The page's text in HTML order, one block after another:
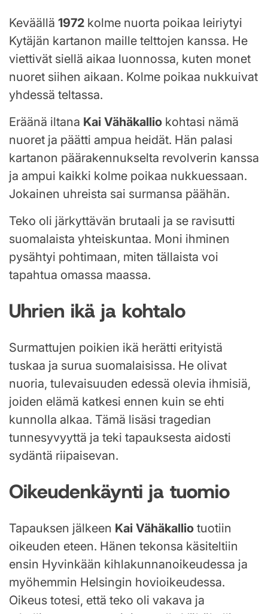
Keväällä 1972 kolme nuorta poikaa leiriytyi
Kytäjän kartanon maille telttojen kanssa. He
viettivät siellä aikaa luonnossa, kuten monet
nuoret siihen aikaan. Kolme poikaa nukkuivat
yhdessä teltassa.
Eräänä iltana Kai Vähäkallio kohtasi nämä
nuoret ja päätti ampua heidät. Hän palasi
kartanon päärakennukselta revolverin kanssa
ja ampui kaikki kolme poikaa nukkuessaan.
Jokainen uhreista sai surmansa päähän.
Teko oli järkyttävän brutaali ja se ravisutti
suomalaista yhteiskuntaa. Moni ihminen
pysähtyi pohtimaan, miten tällaista voi
tapahtua omassa maassa.
Uhrien ikä ja kohtalo
Surmattujen poikien ikä herätti erityistä
tuskaa ja surua suomalaisissa. He olivat
nuoria, tulevaisuuden edessä olevia ihmisiä,
joiden elämä katkesi ennen kuin se ehti
kunnolla alkaa. Tämä lisäsi tragedian
tunnesyvyyttä ja teki tapauksesta aidosti
sydäntä riipaisevan.
Oikeudenkäynti ja tuomio
Tapauksen jälkeen Kai Vähäkallio tuotiin
oikeuden eteen. Hänen tekonsa käsiteltiin
ensin Hyvinkään kihlakunnanoikeudessa ja
myöhemmin Helsingin hovioikeudessa.
Oikeus totesi, että teko oli vakava ja